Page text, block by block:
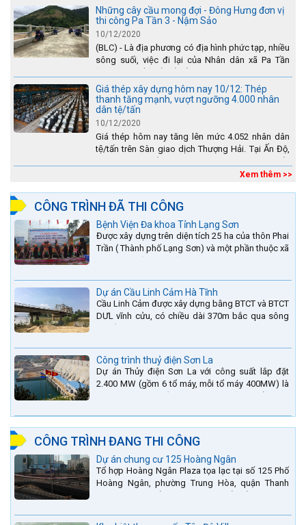
Lào Cai.
Những cây cầu mong đợi - Đông Hưng đơn vị
thi công Pa Tần 3 - Nậm Sảo
10/12/2020
(BLC) - Là địa phương có địa hình phức tạp, nhiều
sông suối, việc đi lại của Nhân dân xã Pa Tần
lũ....
Giá thép xây dựng hôm nay 10/12: Thép
thanh tăng mạnh, vượt ngưỡng 4.000 nhân
dân tệ/tấn
10/12/2020
Giá thép hôm nay tăng lên mức 4.052 nhân dân
tệ/tấn trên Sàn giao dịch Thượng Hải. Tại Ấn Độ,
Xem thêm >>
CÔNG TRÌNH ĐÃ THI CÔNG
Bệnh Viện Đa khoa Tỉnh Lạng Sơn
Được xây dựng trên diện tích 25 ha của thôn Phai
Trần ( Thành phố Lạng Sơn) và một phần thuộc xã
Dự án Cầu Linh Cảm Hà Tĩnh
Cầu Linh Cảm được xây dựng bằng BTCT và BTCT
DƯL vĩnh cửu, có chiều dài 370m bắc qua sông
Công trình thuỷ điện Sơn La
Dự án Thủy điện Sơn La với công suất lắp đặt
2.400 MW (gồm 6 tổ máy, mỗi tổ máy 400MW) là
CÔNG TRÌNH ĐANG THI CÔNG
Dự án chung cư 125 Hoàng Ngân
Tổ hợp Hoàng Ngân Plaza tọa lạc tại số 125 Phố
Hoàng Ngân, phường Trung Hòa, quận Thanh